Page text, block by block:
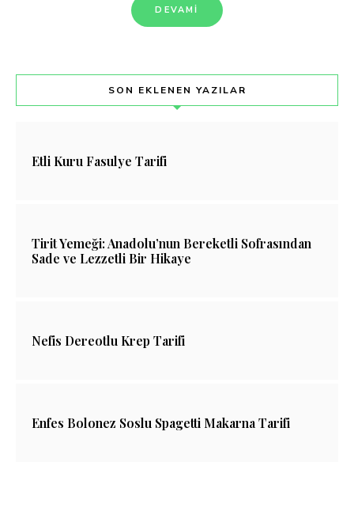
DEVAMI
SON EKLENEN YAZILAR
Etli Kuru Fasulye Tarifi
Tirit Yemeği: Anadolu’nun Bereketli Sofrasından
Sade ve Lezzetli Bir Hikaye
Nefis Dereotlu Krep Tarifi
Enfes Bolonez Soslu Spagetti Makarna Tarifi